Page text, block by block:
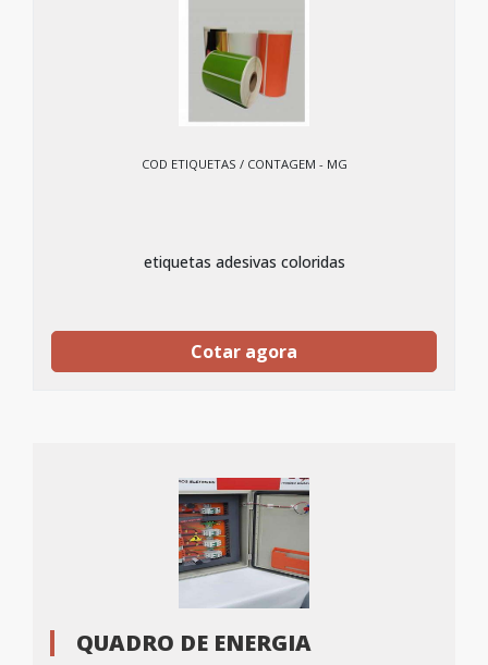
COD ETIQUETAS / CONTAGEM - MG
etiquetas adesivas coloridas
Cotar agora
QUADRO DE ENERGIA